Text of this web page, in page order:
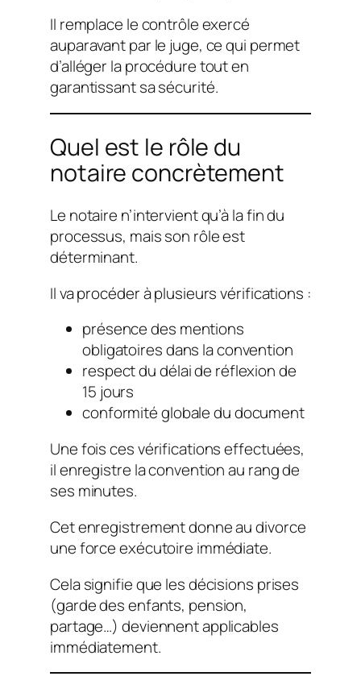
Il remplace le contrôle exercé
auparavant par le juge, ce qui permet
d’alléger la procédure tout en
garantissant sa sécurité.
Quel est le rôle du
notaire concrètement
Le notaire n’intervient qu’à la fin du
processus, mais son rôle est
déterminant.
Il va procéder à plusieurs vérifications :
présence des mentions
obligatoires dans la convention
respect du délai de réflexion de
15 jours
conformité globale du document
Une fois ces vérifications effectuées,
il enregistre la convention au rang de
ses minutes.
Cet enregistrement donne au divorce
une force exécutoire immédiate.
Cela signifie que les décisions prises
(garde des enfants, pension,
partage…) deviennent applicables
immédiatement.